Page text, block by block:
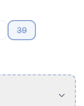
39